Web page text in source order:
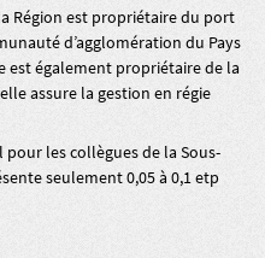
Région est propriétaire du port
d’agglomération du Pays
est également propriétaire de la
assure la gestion en régie
les collègues de la Sous-
seulement 0,05 à 0,1 etp